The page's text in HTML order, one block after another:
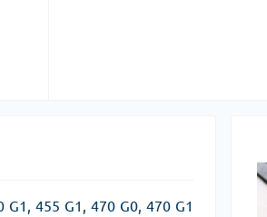
G1, 455 G1, 470 G0, 470 G1